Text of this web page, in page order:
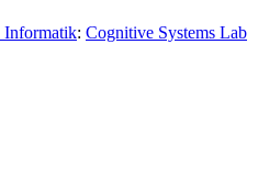
Informatik: Cognitive Systems Lab